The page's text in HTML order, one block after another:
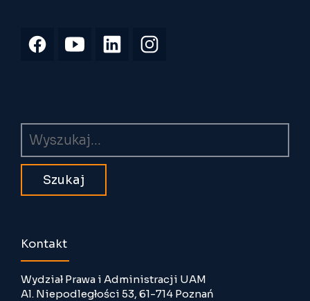
Wyszukiwarka
Kontakt
Wydział Prawa i Administracji UAM
Al. Niepodległości 53, 61-714 Poznań